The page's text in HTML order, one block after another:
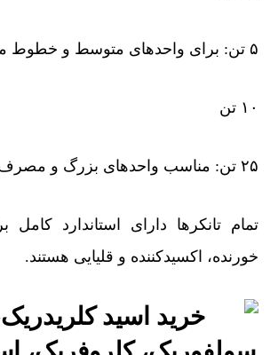
۵ تن: برای واحدهای متوسط و خطوط محدود
۱۰ تن
۲۵ تن: مناسب واحدهای بزرگ و مصرف‌های حجیم
تمام تانکرها دارای استاندارد
خورنده، اکسیدکننده و قلیایی هستند.